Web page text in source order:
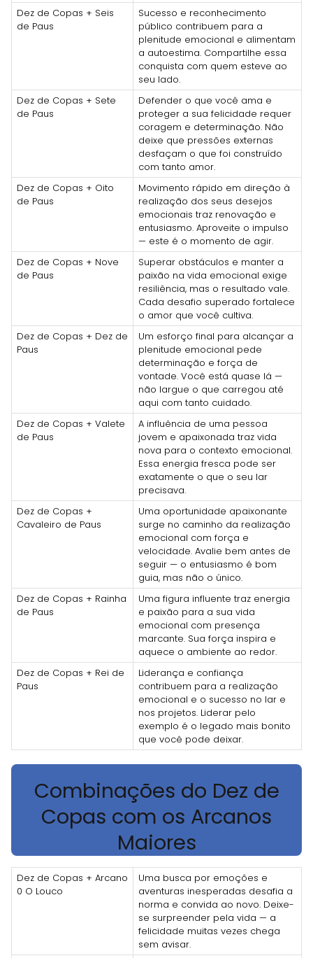
Dez de Copas + Seis
de Paus
Sucesso e reconhecimento
público contribuem para a
plenitude emocional e alimentam
a autoestima. Compartilhe essa
conquista com quem esteve ao
seu lado.
Dez de Copas + Sete
de Paus
Defender o que você ama e
proteger a sua felicidade requer
coragem e determinação. Não
deixe que pressões externas
desfaçam o que foi construído
com tanto amor.
Dez de Copas + Oito
de Paus
Movimento rápido em direção à
realização dos seus desejos
emocionais traz renovação e
entusiasmo. Aproveite o impulso
— este é o momento de agir.
Dez de Copas + Nove
de Paus
Superar obstáculos e manter a
paixão na vida emocional exige
resiliência, mas o resultado vale.
Cada desafio superado fortalece
o amor que você cultiva.
Dez de Copas + Dez de
Paus
Um esforço final para alcançar a
plenitude emocional pede
determinação e força de
vontade. Você está quase lá —
não largue o que carregou até
aqui com tanto cuidado.
Dez de Copas + Valete
de Paus
A influência de uma pessoa
jovem e apaixonada traz vida
nova para o contexto emocional.
Essa energia fresca pode ser
exatamente o que o seu lar
precisava.
Dez de Copas +
Cavaleiro de Paus
Uma oportunidade apaixonante
surge no caminho da realização
emocional com força e
velocidade. Avalie bem antes de
seguir — o entusiasmo é bom
guia, mas não o único.
Dez de Copas + Rainha
de Paus
Uma figura influente traz energia
e paixão para a sua vida
emocional com presença
marcante. Sua força inspira e
aquece o ambiente ao redor.
Dez de Copas + Rei de
Paus
Liderança e confiança
contribuem para a realização
emocional e o sucesso no lar e
nos projetos. Liderar pelo
exemplo é o legado mais bonito
que você pode deixar.
Combinações do Dez de
Copas com os Arcanos
Maiores
Dez de Copas + Arcano
0 O Louco
Uma busca por emoções e
aventuras inesperadas desafia a
norma e convida ao novo. Deixe-
se surpreender pela vida — a
felicidade muitas vezes chega
sem avisar.